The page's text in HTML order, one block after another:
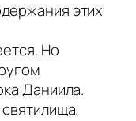
этих
Но
Даниила.